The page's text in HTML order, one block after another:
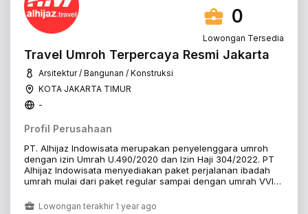
0
Lowongan Tersedia
Travel Umroh Terpercaya Resmi Jakarta
Arsitektur / Bangunan / Konstruksi
KOTA JAKARTA TIMUR
-
Profil Perusahaan
PT. Alhijaz Indowisata merupakan penyelenggara umroh
dengan izin Umrah U.490/2020 dan Izin Haji 304/2022. PT
Alhijaz Indowisata menyediakan paket perjalanan ibadah
umrah mulai dari paket regular sampai dengan umrah VVIP
ibadah Umrah dan Haji Khusus yang berdiri secara resmi
Lowongan terakhir 1 year ago